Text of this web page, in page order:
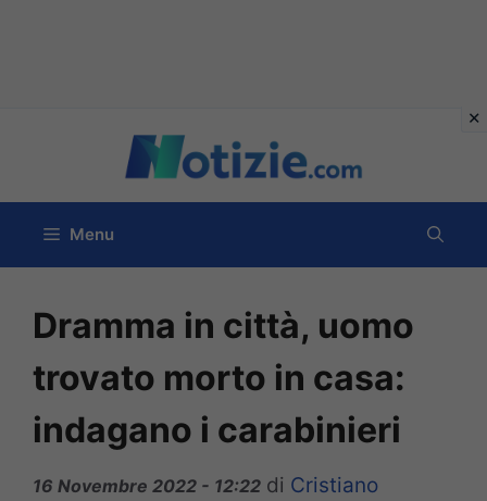
contenuto
Menu
Dramma in città, uomo
trovato morto in casa:
indagano i carabinieri
16 Novembre 2022 - 12:22 di Cristiano